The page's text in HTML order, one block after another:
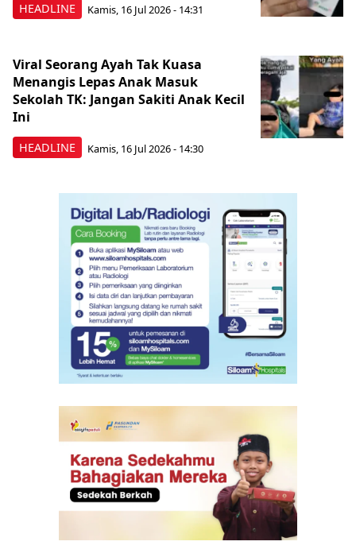
HEADLINE Kamis, 16 Jul 2026 - 14:31
HEADLINE
Viral Seorang Ayah Tak Kuasa
Menangis Lepas Anak Masuk
Sekolah TK: Jangan Sakiti Anak Kecil
Ini
Kamis, 16 Jul 2026 - 14:30